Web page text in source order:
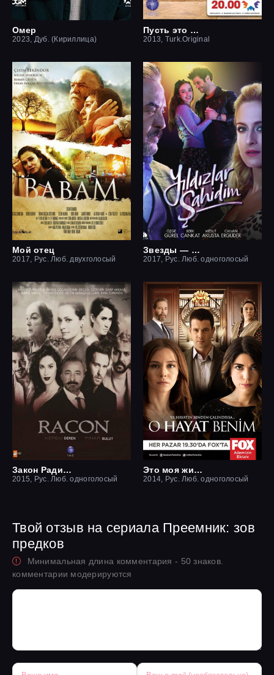
Омер
2023, Дуб. (Кириллица)
Пусть это останется между нами
2013, Turk.Original
Мой отец
2017, Рус. Люб. двухголосый
Звезды — мои свидетели
2017, Рус. Люб. одноголосый
Закон Ради семьи / Ракон
2015, Рус. Люб. одноголосый
Это моя жизнь
2014, Рус. Люб. одноголосый
Твой отзыв на сериала Преемник: зов
предков
Минимальная длина комментария - 50 знаков.
комментарии модерируются